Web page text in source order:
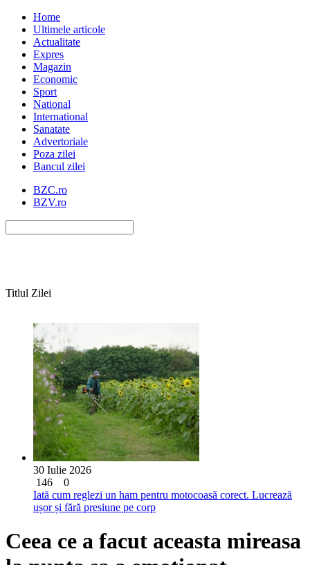
Home
Ultimele articole
Actualitate
Expres
Magazin
Economic
Sport
National
International
Sanatate
Advertoriale
Poza zilei
Bancul zilei
BZC.ro
BZV.ro
Titlul Zilei
30 Iulie 2026
146
0
Iată cum reglezi un ham pentru motocoasă corect. Lucrează
ușor și fără presiune pe corp
Ceea ce a facut aceasta mireasa